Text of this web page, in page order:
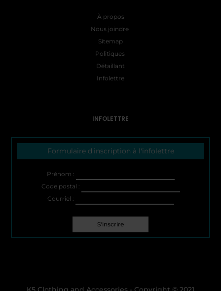
À propos
Nous joindre
Sitemap
Politiques
Détaillant
Infolettre
INFOLETTRE
Formulaire d'inscription à l'infolettre
Prénom :
Code postal :
Courriel :